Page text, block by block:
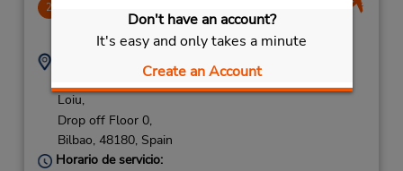
Don't have an account?
It's easy and only takes a minute
Create an Account
2
9.17 millas de distancia
Dirección:
Aeropuerto De Bilbao -
Loiu,
Drop off Floor 0,
Bilbao, 48180, Spain
(34) 902110198
Horario de servicio: